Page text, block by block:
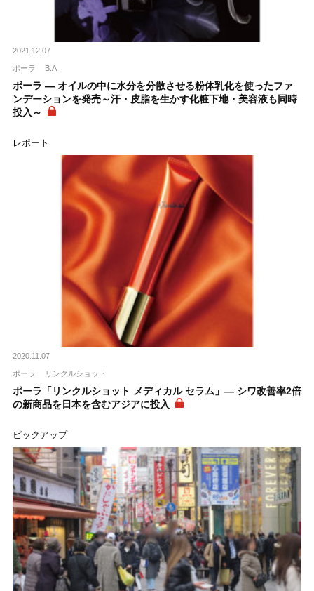
2021.12.07
ポーラ B.A
ポーラ ― オイルの中に水分を分散させる粉体乳化を使ったファ
ンデーションを発売～汗・皮脂を生かす化粧下地・美容液も同時
投入～
レポート
2020.11.07
ポーラ リンクルショット
ポーラ「リンクルショット メディカル セラム」― シワ改善率2倍
の新商品を日本を含むアジアに投入
ピックアップ